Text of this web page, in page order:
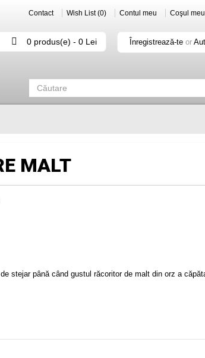
Contact Wish List (0) Contul meu Coşul meu
0 produs(e) - 0 Lei Înregistrează-te or
MALT
stejar până când gustul răcoritor de malt din orz a